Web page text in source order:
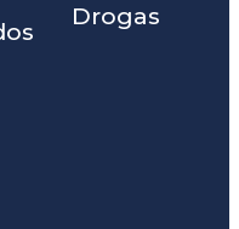
Drogas